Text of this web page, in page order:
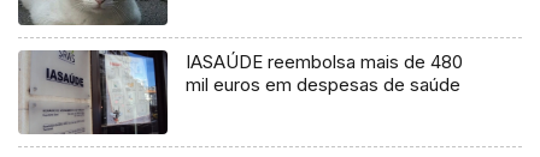
IASAÚDE reembolsa mais de 480
mil euros em despesas de saúde